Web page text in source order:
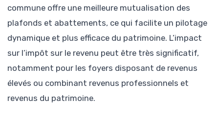
commune offre une meilleure mutualisation des
plafonds et abattements, ce qui facilite un pilotage
dynamique et plus efficace du patrimoine. L’impact
sur l’impôt sur le revenu peut être très significatif,
notamment pour les foyers disposant de revenus
élevés ou combinant revenus professionnels et
revenus du patrimoine.